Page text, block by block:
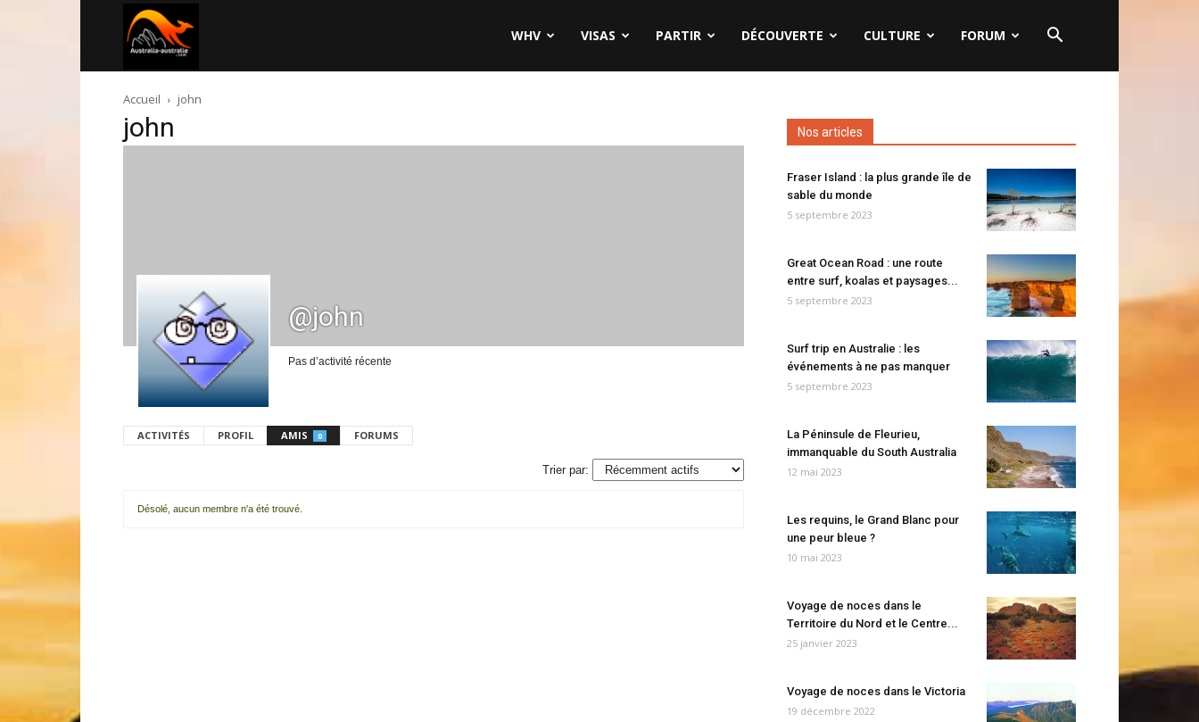
australie.com
WHV VISAS PARTIR DÉCOUVERTE CULTURE FORUM
Accueil john
john
@john
Pas d’activité récente
ACTIVITÉS PROFIL AMIS 0 FORUMS
Trier par:
Désolé, aucun membre n'a été trouvé.
Nos articles
Fraser Island : la plus grande île de
sable du monde
5 septembre 2023
Great Ocean Road : une route
entre surf, koalas et paysages...
5 septembre 2023
Surf trip en Australie : les
événements à ne pas manquer
5 septembre 2023
La Péninsule de Fleurieu,
immanquable du South Australia
12 mai 2023
Les requins, le Grand Blanc pour
une peur bleue ?
10 mai 2023
Voyage de noces dans le
Territoire du Nord et le Centre...
25 janvier 2023
Voyage de noces dans le Victoria
19 décembre 2022